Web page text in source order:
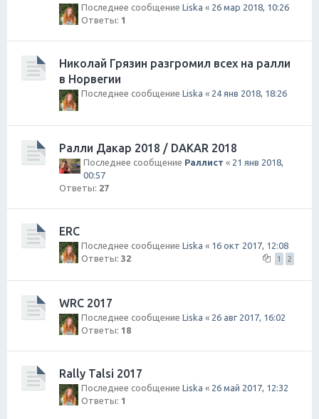
Последнее сообщение Liska « 26 мар 2018, 10:26
Ответы: 1
Николай Грязин разгромил всех на ралли
в Норвегии
Последнее сообщение Liska « 24 янв 2018, 18:26
Ралли Дакар 2018 / DAKAR 2018
Последнее сообщение Раллист « 21 янв 2018,
00:57
Ответы: 27
ERC
Последнее сообщение Liska « 16 окт 2017, 12:08
Ответы: 32 1 2
WRC 2017
Последнее сообщение Liska « 26 авг 2017, 16:02
Ответы: 18
Rally Talsi 2017
Последнее сообщение Liska « 26 май 2017, 12:32
Ответы: 1